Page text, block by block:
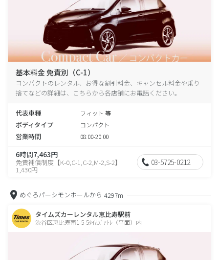
基本料金 免責別（C-1）
コンパクトのレンタル、お得な割引料金、キャンセル料金や乗り
捨てなどの詳細は、こちらから各店舗にお電話ください。
代表車種 フィット 等
ボディタイプ コンパクト
営業時間 08:00-20:00
6時間7,463円
免責補償制度【K-0,C-1,C-2,M-2,S-2】
1,430円
03-5725-0212
めぐろパーシモンホールから 4297m
タイムズカーレンタル恵比寿駅前
渋谷区恵比寿南1-5-5ﾀｲﾑｽﾞｱﾄﾚ（平面）内